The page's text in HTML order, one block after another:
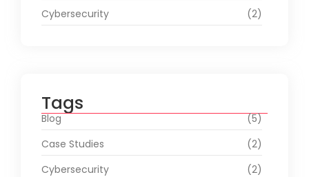
Cybersecurity
(2)
Tags
Blog
(5)
Case Studies
(2)
Cybersecurity
(2)